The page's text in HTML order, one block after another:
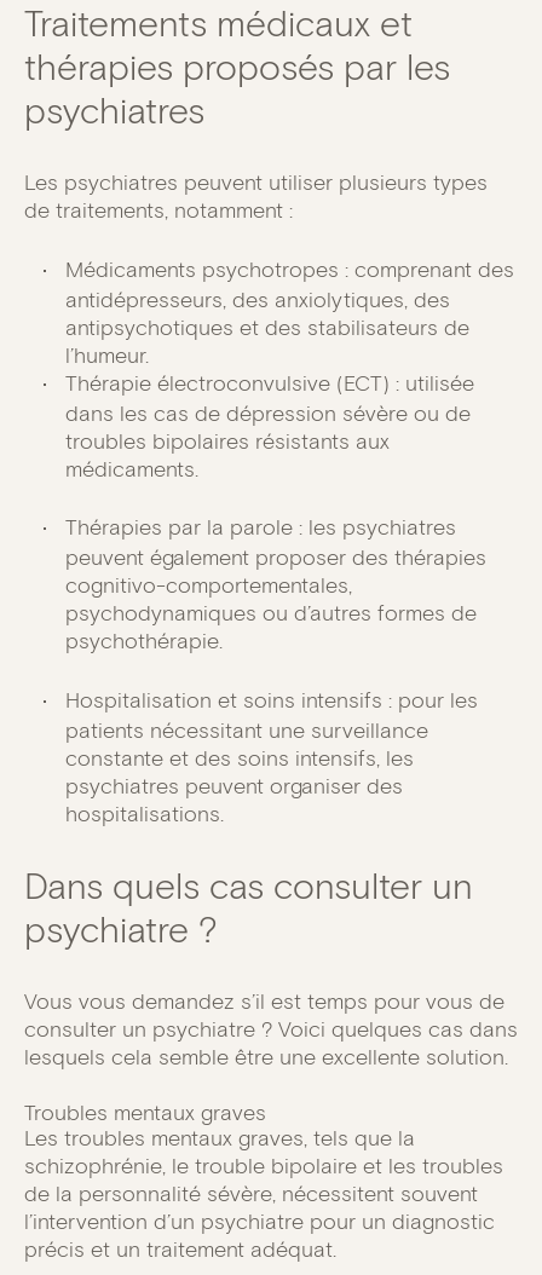
Traitements médicaux et
thérapies proposés par les
psychiatres
Les psychiatres peuvent utiliser plusieurs types
de traitements, notamment :
Médicaments psychotropes : comprenant des
antidépresseurs, des anxiolytiques, des
antipsychotiques et des stabilisateurs de
l’humeur.
Thérapie électroconvulsive (ECT) : utilisée
dans les cas de dépression sévère ou de
troubles bipolaires résistants aux
médicaments.
Thérapies par la parole : les psychiatres
peuvent également proposer des thérapies
cognitivo-comportementales,
psychodynamiques ou d’autres formes de
psychothérapie.
Hospitalisation et soins intensifs : pour les
patients nécessitant une surveillance
constante et des soins intensifs, les
psychiatres peuvent organiser des
hospitalisations.
Dans quels cas consulter un
psychiatre ?
Vous vous demandez s’il est temps pour vous de
consulter un psychiatre ? Voici quelques cas dans
lesquels cela semble être une excellente solution.
Troubles mentaux graves
Les troubles mentaux graves, tels que la
schizophrénie, le trouble bipolaire et les troubles
de la personnalité sévère, nécessitent souvent
l’intervention d’un psychiatre pour un diagnostic
précis et un traitement adéquat.